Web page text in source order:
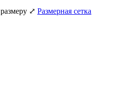
⤢ Размерная сетка